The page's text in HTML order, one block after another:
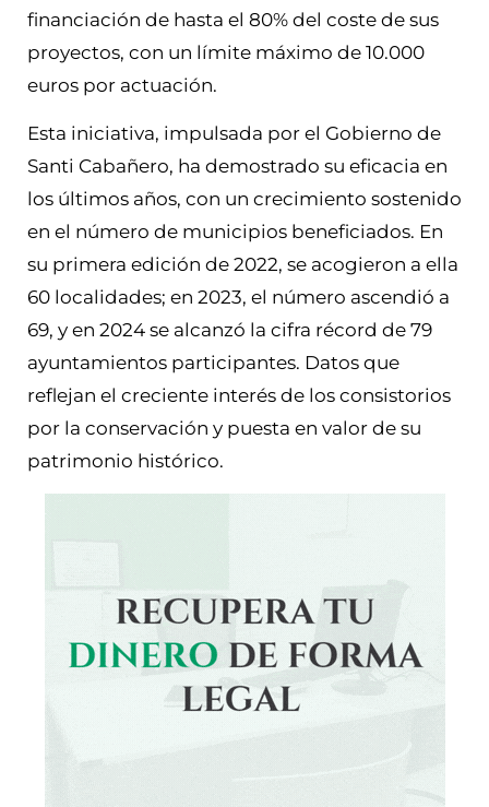
financiación de hasta el 80% del coste de sus
proyectos, con un límite máximo de 10.000
euros por actuación.
Esta iniciativa, impulsada por el Gobierno de
Santi Cabañero, ha demostrado su eficacia en
los últimos años, con un crecimiento sostenido
en el número de municipios beneficiados. En
su primera edición de 2022, se acogieron a ella
60 localidades; en 2023, el número ascendió a
69, y en 2024 se alcanzó la cifra récord de 79
ayuntamientos participantes. Datos que
reflejan el creciente interés de los consistorios
por la conservación y puesta en valor de su
patrimonio histórico.